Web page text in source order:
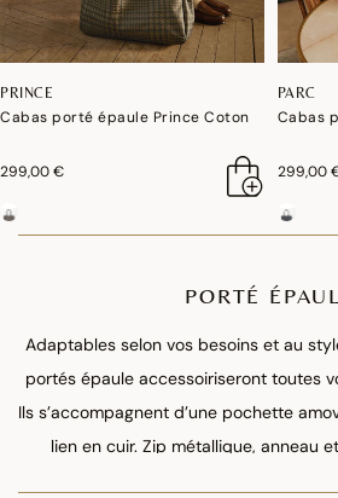
PRINCE
Cabas porté épaule Prince Coton
299,00 €
PARC
Cabas
299,00
PORTÉ
Adaptables selon vos besoins et au
portés épaule accessoiriseront toutes
Ils s’accompagnent d’une pochette
lien en cuir. Zip métallique, anneau